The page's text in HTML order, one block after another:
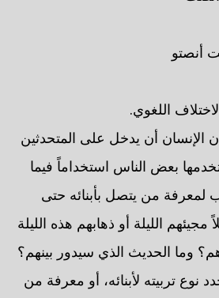
أنصتو
اللغوي.
الإنسان أن يدخل على المتحدثين
بعض الناس استخداماً فيما
لمعرفة من يتصل بأبنائه حتى
الليلة أو ذهابهم هذه الليلة
وما الحديث الذي سيدور بينهم؟
نوع تربيته لأبنائه، أو معرفة من